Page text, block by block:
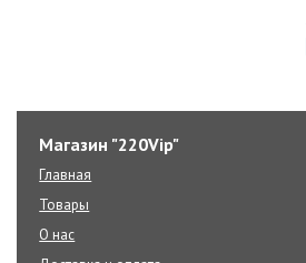
Магазин "220Vip"
Главная
Товары
О нас